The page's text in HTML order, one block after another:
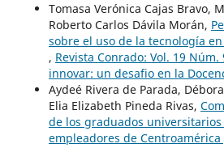
Tomasa Verónica Cajas Bravo,
Roberto Carlos Dávila Morán,
sobre el uso de la tecnología
, Revista Conrado: Vol. 19 Núm.
innovar: un desafio en la
Aydeé Rivera de Parada,
Elia Elizabeth Pineda Rivas,
de los graduados
empleadores de Centroamérica